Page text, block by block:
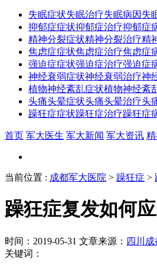
失眠症状失眠治疗失眠病因 失
抑郁症症状抑郁症治疗抑郁症
精神分裂症状精神分裂治疗精
焦虑症症状焦虑症治疗焦虑症
强迫症症状强迫症治疗强迫症
神经衰弱症状神经衰弱治疗神
植物神经紊乱症状植物神经紊
头痛头晕症状头痛头晕治疗头
躁狂症症状躁狂症治疗躁狂症
首页 军大医生 军大新闻 军大资讯
当前位置 : 成都军大医院 > 躁狂症 >
躁狂症复发如何
时间：2019-05-31 文章来源： 四川
关键词：